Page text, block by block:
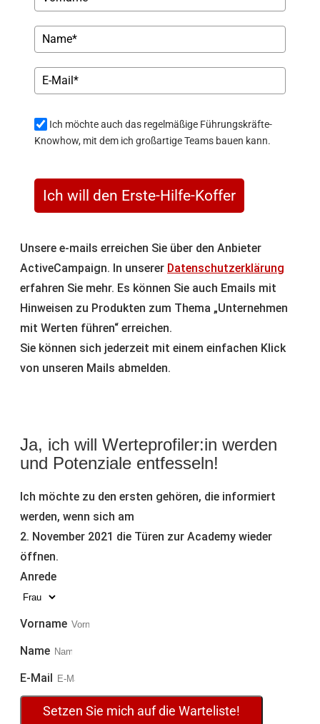
Knowhow, mit dem ich großartige Teams bauen kann.
Ich will den Erste-Hilfe-Koffer
ActiveCampaign. In unserer Datenschutzerklärung
erfahren Sie mehr. Es können Sie auch Emails mit
Hinweisen zu Produkten zum Thema „Unternehmen
mit Werten führen“ erreichen.
Sie können sich jederzeit mit einem einfachen Klick
von unseren Mails abmelden.
und Potenziale entfesseln!
werden, wenn sich am
2. November 2021 die Türen zur Academy wieder
öffnen.
Anrede
Setzen Sie mich auf die Warteliste!